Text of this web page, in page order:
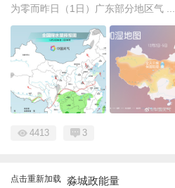
为零而昨日（1日）广东部分地区气 ...
4413 3
点击重新加载 淼城政能量